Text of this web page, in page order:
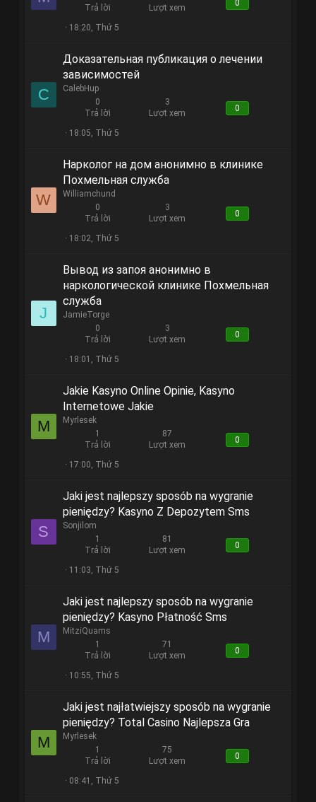
Trả lời
Lượt xem
0
18:20, Thứ 5
C
Доказательная публикация о лечении
зависимостей
CalebHup
0
Trả lời
3
Lượt xem
0
18:05, Thứ 5
W
Нарколог на дом анонимно в клинике
Похмельная служба
Williamchund
0
Trả lời
3
Lượt xem
0
18:02, Thứ 5
J
Вывод из запоя анонимно в
наркологической клинике Похмельная
служба
JamieTorge
0
Trả lời
3
Lượt xem
0
18:01, Thứ 5
M
Jakie Kasyno Online Opinie, Kasyno
Internetowe Jakie
Myrlesek
1
Trả lời
87
Lượt xem
0
17:00, Thứ 5
S
Jaki jest najlepszy sposób na wygranie
pieniędzy? Kasyno Z Depozytem Sms
Sonjilom
1
Trả lời
81
Lượt xem
0
11:03, Thứ 5
M
Jaki jest najlepszy sposób na wygranie
pieniędzy? Kasyno Płatność Sms
MitziQuams
1
Trả lời
71
Lượt xem
0
10:55, Thứ 5
M
Jaki jest najłatwiejszy sposób na wygranie
pieniędzy? Total Casino Najlepsza Gra
Myrlesek
1
Trả lời
75
Lượt xem
0
08:41, Thứ 5